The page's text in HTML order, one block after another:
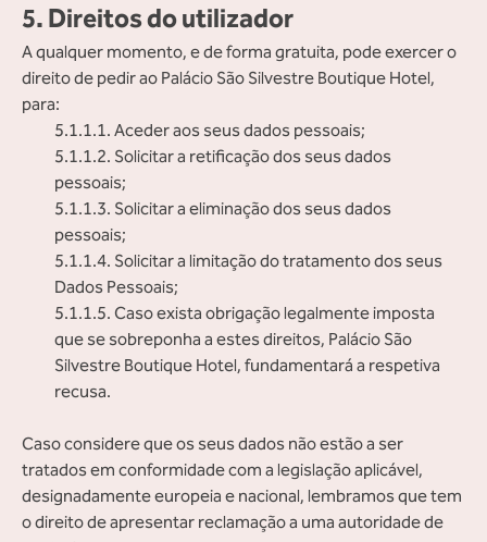
5. Direitos do utilizador
A qualquer momento, e de forma gratuita, pode exercer o
direito de pedir ao Palácio São Silvestre Boutique Hotel,
para:
5.1.1.1. Aceder aos seus dados pessoais;
5.1.1.2. Solicitar a retificação dos seus dados
pessoais;
5.1.1.3. Solicitar a eliminação dos seus dados
pessoais;
5.1.1.4. Solicitar a limitação do tratamento dos seus
Dados Pessoais;
5.1.1.5. Caso exista obrigação legalmente imposta
que se sobreponha a estes direitos, Palácio São
Silvestre Boutique Hotel, fundamentará a respetiva
recusa.
Caso considere que os seus dados não estão a ser
tratados em conformidade com a legislação aplicável,
designadamente europeia e nacional, lembramos que tem
o direito de apresentar reclamação a uma autoridade de